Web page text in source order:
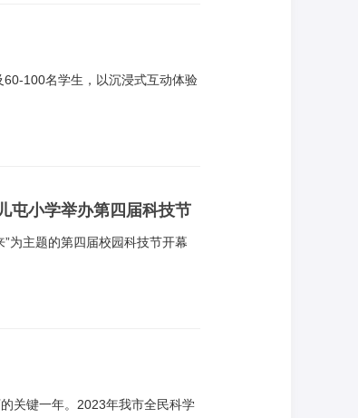
100名学生，以沉浸式互动体验
小学举办第四届科技节
为主题的第四届校园科技节开幕
关键一年。2023年我市全民科学